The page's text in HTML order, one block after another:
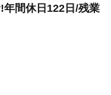
間休日122日/残業